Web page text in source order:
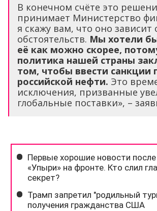
В конечном счёте это
принимает Министерство
я скажу вам, что оно зависит
обстоятельств. Мы хотели
её как можно скорее,
политика нашей страны
том, чтобы ввести санкции
российской нефти. Это
исключения, призванные
глобальные поставки», –